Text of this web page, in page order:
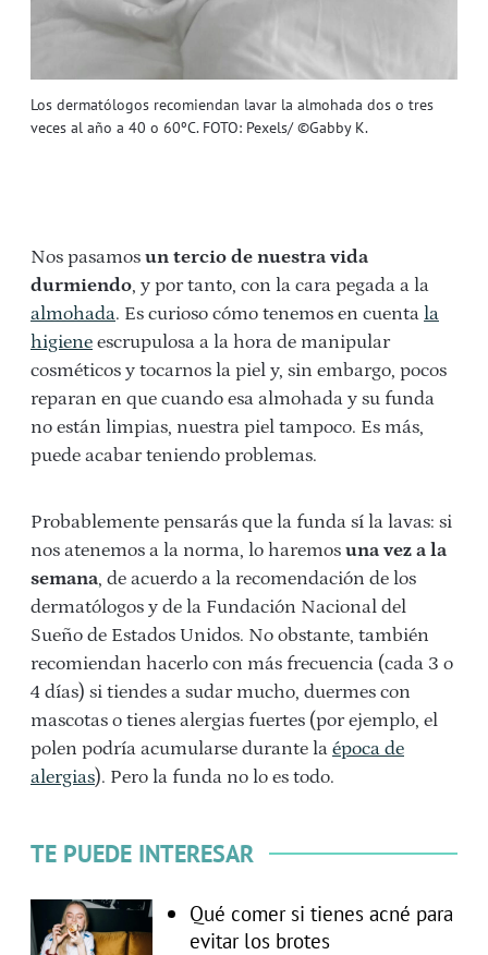
Los dermatólogos recomiendan lavar la almohada dos o tres
veces al año a 40 o 60ºC. FOTO: Pexels/ ©Gabby K.
Nos pasamos un tercio de nuestra vida
durmiendo, y por tanto, con la cara pegada a la
almohada. Es curioso cómo tenemos en cuenta la
higiene escrupulosa a la hora de manipular
cosméticos y tocarnos la piel y, sin embargo, pocos
reparan en que cuando esa almohada y su funda
no están limpias, nuestra piel tampoco. Es más,
puede acabar teniendo problemas.
Probablemente pensarás que la funda sí la lavas: si
nos atenemos a la norma, lo haremos una vez a la
semana, de acuerdo a la recomendación de los
dermatólogos y de la Fundación Nacional del
Sueño de Estados Unidos. No obstante, también
recomiendan hacerlo con más frecuencia (cada 3 o
4 días) si tiendes a sudar mucho, duermes con
mascotas o tienes alergias fuertes (por ejemplo, el
polen podría acumularse durante la época de
alergias). Pero la funda no lo es todo.
TE PUEDE INTERESAR
Qué comer si tienes acné para
evitar los brotes